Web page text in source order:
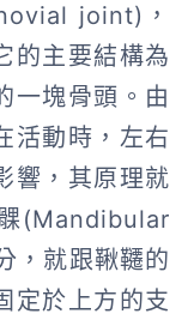
joint)，
的主要結構為
一塊骨頭。由
活動時，左右
響，其原理就
(Mandibular
，就跟鞦韆的
定於上方的支